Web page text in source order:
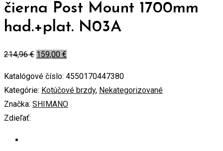
čierna Post Mount 1700mm
had.+plat. N03A
214,96€ 159,00 €
Katalógové číslo: 4550170447380
Kategórie: Kotúčové brzdy, Nekategorizované
Značka: SHIMANO
Zdieľať: